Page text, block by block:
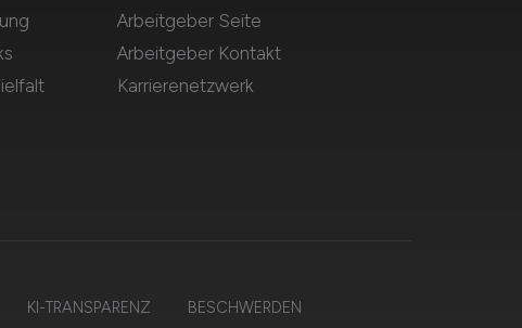
Arbeitgeber Seite
Arbeitgeber Kontakt
Karrierenetzwerk
KI-TRANSPARENZ
BESCHWERDEN